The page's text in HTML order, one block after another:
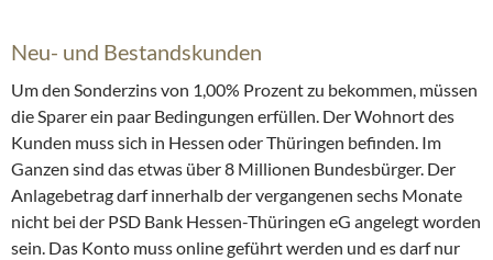
Neu- und Bestandskunden
Um den Sonderzins von 1,00% Prozent zu bekommen, müssen
die Sparer ein paar Bedingungen erfüllen. Der Wohnort des
Kunden muss sich in Hessen oder Thüringen befinden. Im
Ganzen sind das etwas über 8 Millionen Bundesbürger. Der
Anlagebetrag darf innerhalb der vergangenen sechs Monate
nicht bei der PSD Bank Hessen-Thüringen eG angelegt worden
sein. Das Konto muss online geführt werden und es darf nur